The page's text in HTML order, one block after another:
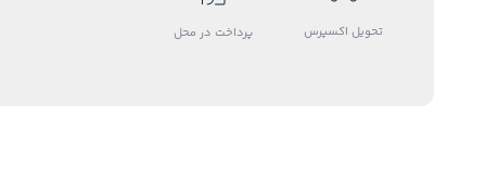
تحویل اکسپرس پرداخت در محل